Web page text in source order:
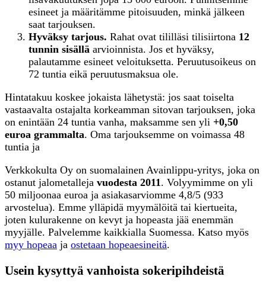
esineet ja määritämme pitoisuuden, minkä jälkeen
saat tarjouksen.
Hyväksy tarjous. Rahat ovat tililläsi tilisiirtona 12
tunnin sisällä arvioinnista. Jos et hyväksy,
palautamme esineet veloituksetta. Peruutusoikeus on
72 tuntia eikä peruutusmaksua ole.
Hintatakuu koskee jokaista lähetystä: jos saat toiselta
vastaavalta ostajalta korkeamman sitovan tarjouksen, joka
on enintään 24 tuntia vanha, maksamme sen yli +0,50
euroa grammalta. Oma tarjouksemme on voimassa 48
tuntia ja
Verkkokulta Oy on suomalainen Avainlippu-yritys, joka on
ostanut jalometalleja vuodesta 2011 . Volyymimme on yli
50 miljoonaa euroa ja asiakasarviomme 4,8/5 (933
arvostelua). Emme ylläpidä myymälöitä tai kiertueita,
joten kulurakenne on kevyt ja hopeasta jää enemmän
myyjälle. Palvelemme kaikkialla Suomessa. Katso myös
myy hopeaa ja ostetaan hopeaesineitä.
Usein kysyttyä vanhoista sokeripihdeistä